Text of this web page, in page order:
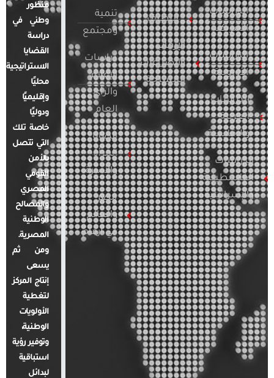
الدراسات
الأمريكية
الدراسات
الأوروبية
الدراسات
العربية
والإقليمية
الدراسات
الفلسطينية
والإسرائيلية
التطرف
الإرهاب
والصراعات
المسلحة
تنمية
ومجتمع
دراسات
الإعلام
والرأي
العام
قضايا
المرأة
والأسرة
مصر
والعالم
في أرقام
منظور
وطني في
دراسة
القضايا
الاستراتيجية
محليًا
وإقليميًا
ودوليًا
خاصة تلك
التي تتصل
بالأمن
القومي
المصري
والمصالح
الوطنية
المصرية.
ومن ثم
يسعى
إنتاج المركز
لتغطية
الأولويات
الوطنية،
وتوفير رؤية
استباقية
لبدائل